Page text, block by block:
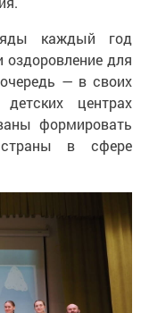
каждый год
оздоровление для
— в своих
центрах
формировать
страны в сфере